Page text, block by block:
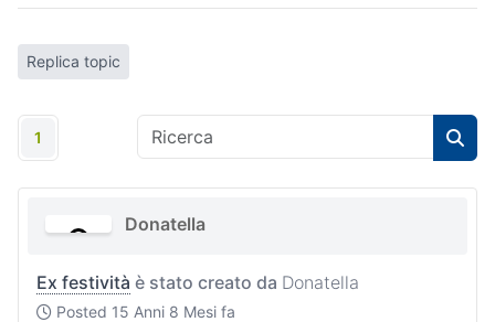
Replica topic
1
Donatella
Ex festività è stato creato da Donatella
Posted 15 Anni 8 Mesi fa